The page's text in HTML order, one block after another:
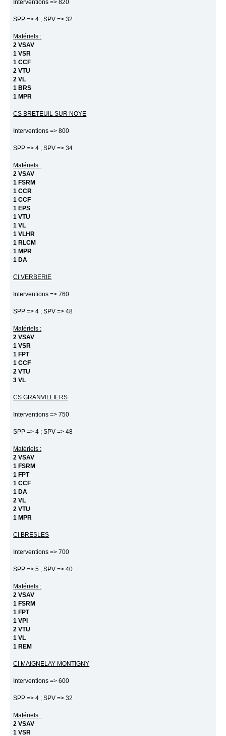
Interventions => 820
SPP => 4 ; SPV => 32
Matériels :
2 VSAV
1 VSR
1 CCF
2 VTU
2 VL
1 BRS
1 MPR
CS BRETEUIL SUR NOYE
Interventions => 800
SPP => 4 ; SPV => 34
Matériels :
2 VSAV
1 FSRM
1 CCR
1 CCF
1 EPS
1 VTU
1 VL
1 VLHR
1 RLCM
1 MPR
1 DA
CI VERBERIE
Interventions => 760
SPP => 4 ; SPV => 48
Matériels :
2 VSAV
1 VSR
1 FPT
1 CCF
2 VTU
3 VL
CS GRANVILLIERS
Interventions => 750
SPP => 4 ; SPV => 48
Matériels :
2 VSAV
1 FSRM
1 FPT
1 CCF
1 DA
2 VL
2 VTU
1 MPR
CI BRESLES
Interventions => 700
SPP => 5 ; SPV => 40
Matériels :
2 VSAV
1 FSRM
1 FPT
1 VPI
2 VTU
1 VL
1 REM
CI MAIGNELAY MONTIGNY
Interventions => 600
SPP => 4 ; SPV => 32
Matériels :
2 VSAV
1 VSR